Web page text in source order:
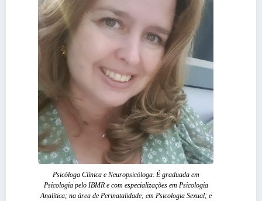
Psicóloga Clínica e Neuropsicóloga. É graduada em
Psicologia pelo IBMR e com especializações em Psicologia
Analítica; na área de Perinatalidade; em Psicologia Sexual; e